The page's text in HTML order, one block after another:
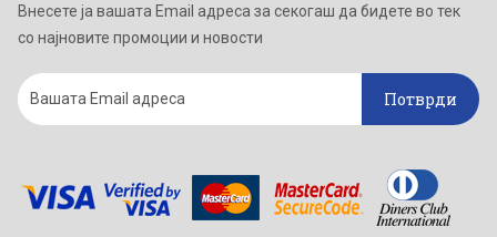
Внесете ја вашата Email адреса за секогаш да бидете во тек
со најновите промоции и новости
Потврди